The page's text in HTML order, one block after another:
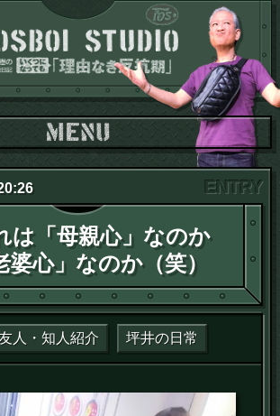
は「母親心」なのか
婆心」なのか（笑）
ゴリー：
人・知人紹介 坪井の日常